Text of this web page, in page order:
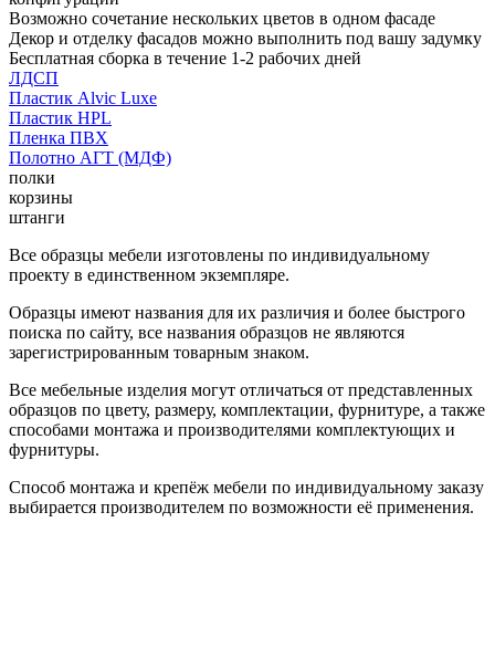
Возможно сочетание нескольких цветов в одном фасаде
Декор и отделку фасадов можно выполнить под вашу задумку
Бесплатная сборка в течение 1-2 рабочих дней
ЛДСП
Пластик Alvic Luxe
Пластик HPL
Пленка ПВХ
Полотно АГТ (МДФ)
полки
корзины
штанги
Все образцы мебели изготовлены по индивидуальному
проекту в единственном экземпляре.
Образцы имеют названия для их различия и более быстрого
поиска по сайту, все названия образцов не являются
зарегистрированным товарным знаком.
Все мебельные изделия могут отличаться от представленных
образцов по цвету, размеру, комплектации, фурнитуре, а также
способами монтажа и производителями комплектующих и
фурнитуры.
Способ монтажа и крепёж мебели по индивидуальному заказу
выбирается производителем по возможности её применения.